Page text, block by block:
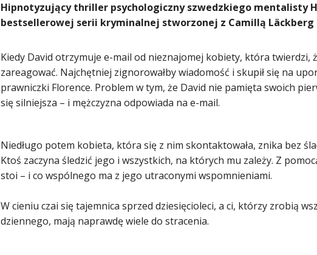
Hipnotyzujący thriller psychologiczny szwedzkiego mentalisty
bestsellerowej serii kryminalnej stworzonej z Camillą Läckberg
Kiedy David otrzymuje e-mail od nieznajomej kobiety, która twierdzi,
zareagować. Najchętniej zignorowałby wiadomość i skupił się na
prawniczki Florence. Problem w tym, że David nie pamięta swoich
się silniejsza – i mężczyzna odpowiada na e-mail.
Niedługo potem kobieta, która się z nim skontaktowała, znika bez
Ktoś zaczyna śledzić jego i wszystkich, na których mu zależy. Z
stoi – i co wspólnego ma z jego utraconymi wspomnieniami.
W cieniu czai się tajemnica sprzed dziesięcioleci, a ci, którzy zrobią
dziennego, mają naprawdę wiele do stracenia.